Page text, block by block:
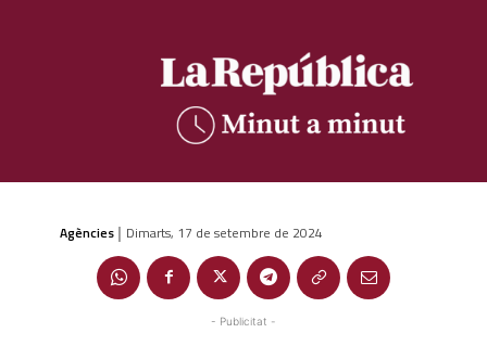
Agències | Dimarts, 17 de setembre de 2024
- Publicitat -